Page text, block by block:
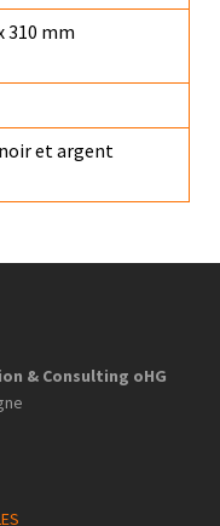
310 mm
et argent
& Consulting oHG